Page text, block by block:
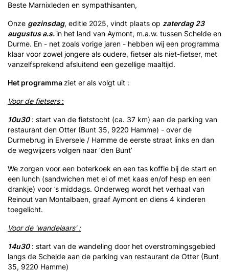
Beste Marnixleden en sympathisanten,
Onze gezinsdag, editie 2025, vindt plaats op zaterdag 23
augustus a.s. in het land van Aymont, m.a.w. tussen Schelde en
Durme. En - net zoals vorige jaren - hebben wij een programma
klaar voor zowel jongere als oudere, fietser als niet-fietser, met
vanzelfsprekend afsluitend een gezellige maaltijd.
Het programma ziet er als volgt uit :
Voor de fietsers :
10u30: start van de fietstocht (ca. 37 km) aan de parking van
restaurant den Otter (Bunt 35, 9220 Hamme) - over de
Durmebrug in Elversele / Hamme de eerste straat links en dan
de wegwijzers volgen naar ‘den Bunt’
We zorgen voor een boterkoek en een tas koffie bij de start en
een lunch (sandwichen met ei of met kaas en/of hesp en een
drankje) voor ’s middags. Onderweg wordt het verhaal van
Reinout van Montalbaen, graaf Aymont en diens 4 kinderen
toegelicht.
Voor de 'wandelaars':
14u30: start van de wandeling door het overstromingsgebied
langs de Schelde aan de parking van restaurant de Otter (Bunt
35, 9220 Hamme)